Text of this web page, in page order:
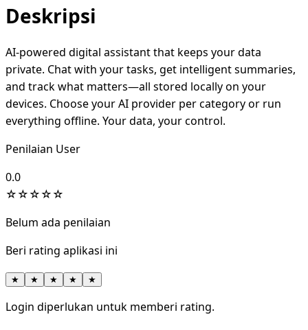
Deskripsi
AI-powered digital assistant that keeps your data
private. Chat with your tasks, get intelligent summaries,
and track what matters—all stored locally on your
devices. Choose your AI provider per category or run
everything offline. Your data, your control.
Penilaian User
0.0
☆☆☆☆☆
Belum ada penilaian
Beri rating aplikasi ini
★ ★ ★ ★ ★
Login diperlukan untuk memberi rating.